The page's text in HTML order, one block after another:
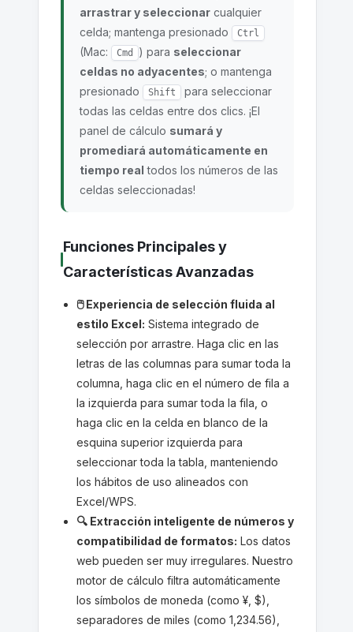
arrastrar y seleccionar cualquier
celda; mantenga presionado
Ctrl
(Mac: Cmd ) para seleccionar
celdas no adyacentes; o mantenga
presionado
Shift
para seleccionar
todas las celdas entre dos clics. ¡El
panel de cálculo sumará y
promediará automáticamente en
tiempo real todos los números de las
celdas seleccionadas!
Funciones Principales y
Características Avanzadas
🖱️ Experiencia de selección fluida al
estilo Excel: Sistema integrado de
selección por arrastre. Haga clic en las
letras de las columnas para sumar toda la
columna, haga clic en el número de fila a
la izquierda para sumar toda la fila, o
haga clic en la celda en blanco de la
esquina superior izquierda para
seleccionar toda la tabla, manteniendo
los hábitos de uso alineados con
Excel/WPS.
🔍 Extracción inteligente de números y
compatibilidad de formatos: Los datos
web pueden ser muy irregulares. Nuestro
motor de cálculo filtra automáticamente
los símbolos de moneda (como ¥, $),
separadores de miles (como 1,234.56),